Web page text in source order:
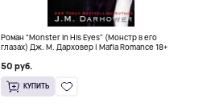
Роман "Monster in His Eyes" (Монстр в его
глазах) Дж. М. Дарховер | Mafia Romance 18+
50 руб.
КУПИТЬ